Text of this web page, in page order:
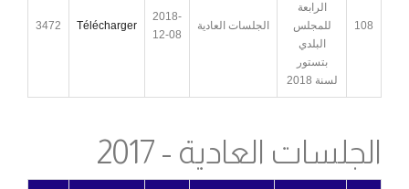
108
الرابعة
للمجلس
البلدي
بتستور
لسنة 2018
الجلسات العادية
2018-
12-08
Télécharger
3472
الجلسات العادية - 2017